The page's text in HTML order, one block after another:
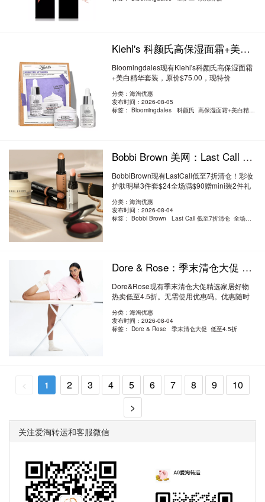
Kiehl's 科颜氏高保湿面霜+美白精华套装 6.4折 $47.81（约323.42元）
Bloomingdales现有Kiehl's科颜氏高保湿面霜
+美白精华套装，原价$75.00，现特价
分类：海淘优惠
发布时间：2026-08-05
标签：Bloomingdales 科颜氏 高保湿面霜+美白精华套装
Bobbi Brown 美网：Last Call 低至7折清仓！彩妆护肤明星3件套$24 全场满$90赠
BobbiBrown现有LastCall低至7折清仓！彩妆
护肤明星3件套$24全场满$90赠mini装2件礼
分类：海淘优惠
发布时间：2026-08-04
标签：Bobbi Brown Last Call 低至7折清仓 全场满$90赠mini装2件礼
Dore & Rose：季末清仓大促 精选家居好物热卖 低至4.5折
Dore&Rose现有季末清仓大促精选家居好物
热卖低至4.5折。无需使用优惠码。优惠随时
分类：海淘优惠
发布时间：2026-08-04
标签：Dore & Rose 季末清仓大促 低至4.5折
< 1 2 3 4 5 6 7 8 9
10
>
关注爱淘转运和客服微信